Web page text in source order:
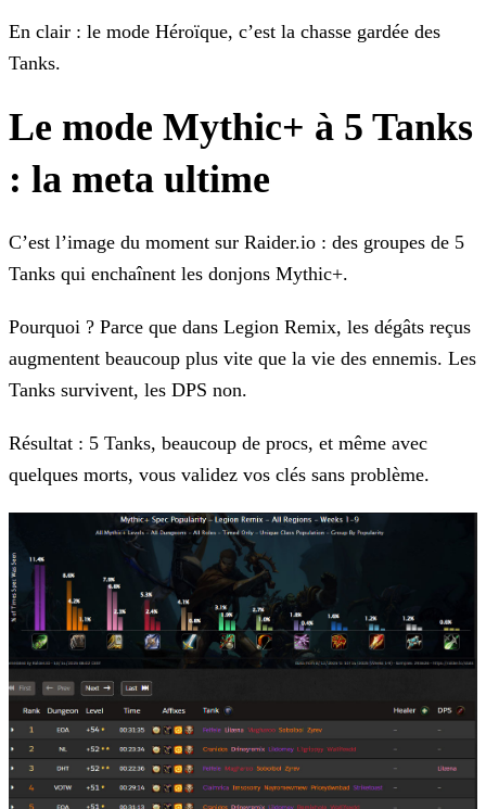
En clair : le mode Héroïque, c’est la chasse gardée des
Tanks.
Le mode Mythic+ à 5 Tanks
: la meta ultime
C’est l’image du moment sur Raider.io : des groupes de 5
Tanks qui enchaînent les donjons Mythic+.
Pourquoi ? Parce que dans Legion Remix, les dégâts reçus
augmentent beaucoup plus vite que la vie des ennemis. Les
Tanks survivent, les DPS non.
Résultat : 5 Tanks, beaucoup de procs, et même avec
quelques morts, vous validez vos clés sans problème.